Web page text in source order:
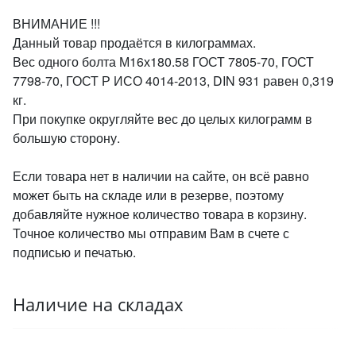
ВНИМАНИЕ !!!
Данный товар продаётся в килограммах.
Вес одного болта М16х180.58 ГОСТ 7805-70, ГОСТ
7798-70, ГОСТ Р ИСО 4014-2013, DIN 931 равен 0,319
кг.
При покупке округляйте вес до целых килограмм в
большую сторону.
Если товара нет в наличии на сайте, он всё равно
может быть на складе или в резерве, поэтому
добавляйте нужное количество товара в корзину.
Точное количество мы отправим Вам в счете с
подписью и печатью.
Наличие на складах